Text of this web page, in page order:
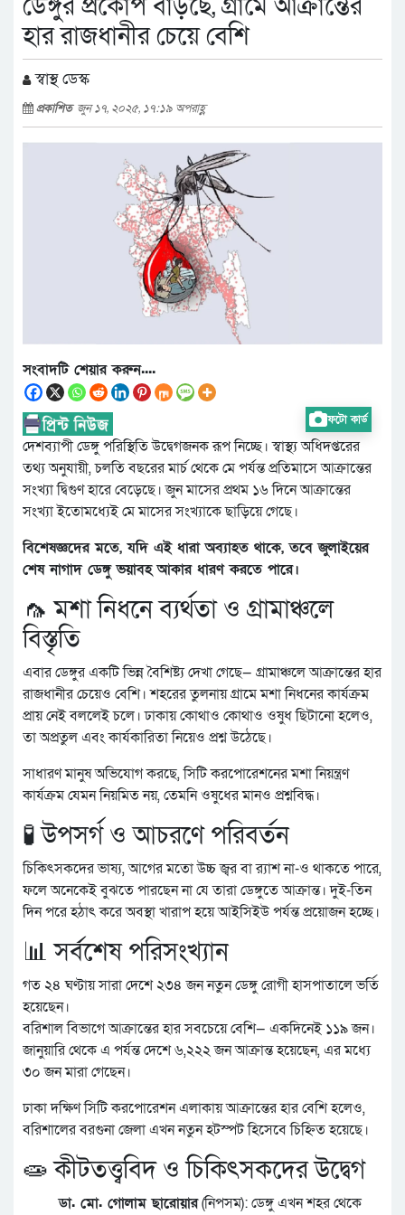
ডেঙ্গুর প্রকোপ বাড়ছে, গ্রামে আক্রান্তের
হার রাজধানীর চেয়ে বেশি
স্বাস্থ ডেস্ক
প্রকাশিত জুন ১৭, ২০২৫, ১৭:১৯ অপরাহ্ণ
ফটো কার্ড
সংবাদটি শেয়ার করুন....
দেশব্যাপী ডেঙ্গু পরিস্থিতি উদ্বেগজনক রূপ নিচ্ছে। স্বাস্থ্য অধিদপ্তরের
তথ্য অনুযায়ী, চলতি বছরের মার্চ থেকে মে পর্যন্ত প্রতিমাসে আক্রান্তের
সংখ্যা দ্বিগুণ হারে বেড়েছে। জুন মাসের প্রথম ১৬ দিনে আক্রান্তের
সংখ্যা ইতোমধ্যেই মে মাসের সংখ্যাকে ছাড়িয়ে গেছে।
বিশেষজ্ঞদের মতে, যদি এই ধারা অব্যাহত থাকে, তবে জুলাইয়ের
শেষ নাগাদ ডেঙ্গু ভয়াবহ আকার ধারণ করতে পারে।
🦟 মশা নিধনে ব্যর্থতা ও গ্রামাঞ্চলে
বিস্তৃতি
এবার ডেঙ্গুর একটি ভিন্ন বৈশিষ্ট্য দেখা গেছে— গ্রামাঞ্চলে আক্রান্তের হার
রাজধানীর চেয়েও বেশি। শহরের তুলনায় গ্রামে মশা নিধনের কার্যক্রম
প্রায় নেই বললেই চলে। ঢাকায় কোথাও কোথাও ওষুধ ছিটানো হলেও,
তা অপ্রতুল এবং কার্যকারিতা নিয়েও প্রশ্ন উঠেছে।
সাধারণ মানুষ অভিযোগ করছে, সিটি করপোরেশনের মশা নিয়ন্ত্রণ
কার্যক্রম যেমন নিয়মিত নয়, তেমনি ওষুধের মানও প্রশ্নবিদ্ধ।
🧪 উপসর্গ ও আচরণে পরিবর্তন
চিকিৎসকদের ভাষ্য, আগের মতো উচ্চ জ্বর বা র‍্যাশ না-ও থাকতে পারে,
ফলে অনেকেই বুঝতে পারছেন না যে তারা ডেঙ্গুতে আক্রান্ত। দুই-তিন
দিন পরে হঠাৎ করে অবস্থা খারাপ হয়ে আইসিইউ পর্যন্ত প্রয়োজন হচ্ছে।
📊 সর্বশেষ পরিসংখ্যান
গত ২৪ ঘণ্টায় সারা দেশে ২৩৪ জন নতুন ডেঙ্গু রোগী হাসপাতালে ভর্তি
হয়েছেন।
বরিশাল বিভাগে আক্রান্তের হার সবচেয়ে বেশি— একদিনেই ১১৯ জন।
জানুয়ারি থেকে এ পর্যন্ত দেশে ৬,২২২ জন আক্রান্ত হয়েছেন, এর মধ্যে
৩০ জন মারা গেছেন।
ঢাকা দক্ষিণ সিটি করপোরেশন এলাকায় আক্রান্তের হার বেশি হলেও,
বরিশালের বরগুনা জেলা এখন নতুন হটস্পট হিসেবে চিহ্নিত হয়েছে।
🧫 কীটতত্ত্ববিদ ও চিকিৎসকদের উদ্বেগ
ডা. মো. গোলাম ছারোয়ার(নিপসম): ডেঙ্গু এখন শহর থেকে